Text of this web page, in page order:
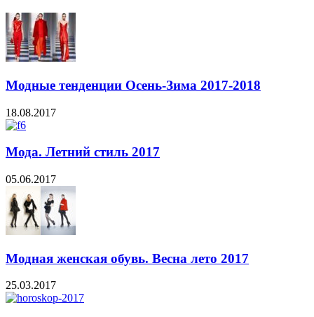
Модные тенденции Осень-Зима 2017-2018
18.08.2017
Мода. Летний стиль 2017
05.06.2017
Модная женская обувь. Весна лето 2017
25.03.2017